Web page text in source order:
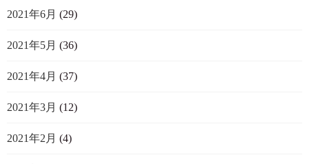
2021年6月 (29)
2021年5月 (36)
2021年4月 (37)
2021年3月 (12)
2021年2月 (4)